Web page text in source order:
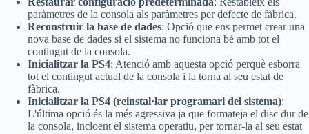
paràmetres de la consola als paràmetres per defecte de fàbrica.
Reconstruir la base de dades: Opció que ens permet crear una
nova base de dades si el sistema no funciona bé amb tot el
contingut de la consola.
Inicialitzar la PS4: Atenció amb aquesta opció perquè esborra
tot el contingut actual de la consola i la torna al seu estat de
fàbrica.
Inicialitzar la PS4 (reinstal·lar programari del sistema):
L'última opció és la més agressiva ja que formateja el disc dur de
la consola, incloent el sistema operatiu, per tornar-la al seu estat